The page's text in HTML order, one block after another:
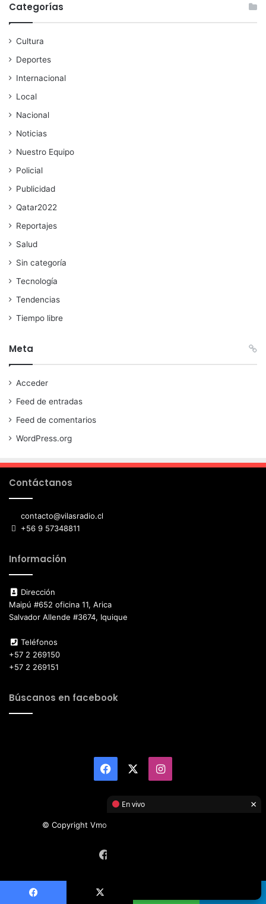
Categorías
Cultura
Deportes
Internacional
Local
Nacional
Noticias
Nuestro Equipo
Policial
Publicidad
Qatar2022
Reportajes
Salud
Sin categoría
Tecnología
Tendencias
Tiempo libre
Meta
Acceder
Feed de entradas
Feed de comentarios
WordPress.org
Contáctanos
contacto@vilasradio.cl
+56 9 57348811
Información
Dirección
Maipú #652 oficina 11, Arica
Salvador Allende #3674, Iquique
Teléfonos
+57 2 269150
+57 2 269151
Búscanos en facebook
Facebook Instagram
© Copyright Vmotor TI 2026, All Rights Reserved
En vivo ×